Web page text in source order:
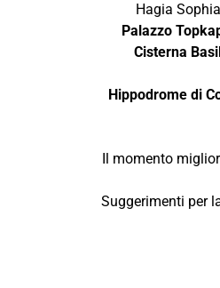
Hagia
Palazzo
Cisterna
Hippodrome di
Il momento
Suggerimenti per